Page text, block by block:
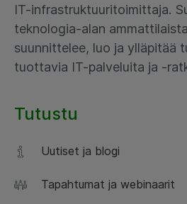
IT-infrastruktuuritoimittaja.
teknologia-alan
suunnittelee, luo ja ylläpitää
tuottavia IT-palveluita ja -
Tutustu
Uutiset ja blogi
Tapahtumat ja webinaarit